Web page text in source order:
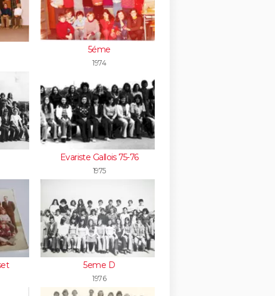
5éme
1974
Evariste Gallois 75-76
1975
5eme D
1976